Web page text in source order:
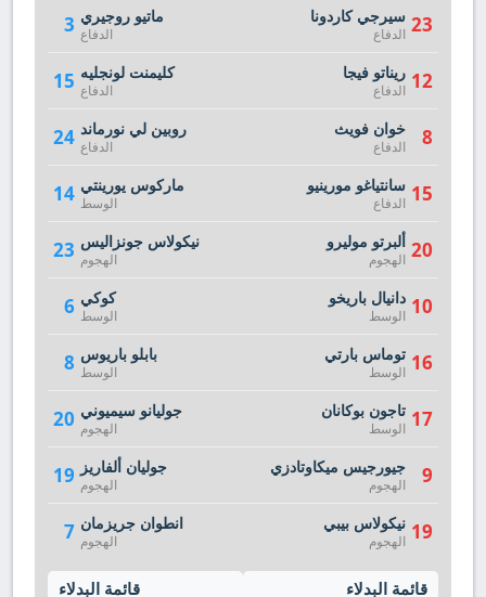
3 ماتيو روجيري
الدفاع
15 كليمنت لونجليه
الدفاع
24 روبين لي نورماند
الدفاع
14 ماركوس يورينتي
الوسط
23 نيكولاس جونزاليس
الهجوم
6 كوكي
الوسط
8 بابلو باريوس
الوسط
20 جوليانو سيميوني
الهجوم
19 جوليان ألفاريز
الهجوم
7 انطوان جريزمان
الهجوم
قائمة البدلاء
23 سيرجي كاردونا
الدفاع
12 ريناتو فيجا
الدفاع
8 خوان فويث
الدفاع
15 سانتياغو مورينيو
الدفاع
20 ألبرتو موليرو
الهجوم
10 دانيال باريخو
الوسط
16 توماس بارتي
الوسط
17 تاجون بوكانان
الوسط
9 جيورجيس ميكاوتادزي
الهجوم
19 نيكولاس بيبي
الهجوم
قائمة البدلاء